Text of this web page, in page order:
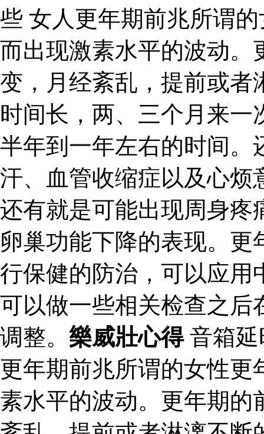
些 女人更年期前兆所谓
而出现激素水平的波动。
变，月经紊乱，提前或者
时间长，两、三个月来
半年到一年左右的时间。
汗、血管收缩症以及心烦
还有就是可能出现周身疼
卵巢功能下降的表现。
行保健的防治，可以应用
可以做一些相关检查之后
调整。 樂威壯心得音箱延
更年期前兆所谓的女性更
素水平的波动。更年期的